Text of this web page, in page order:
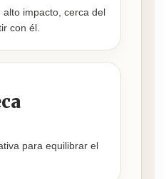
impacto, cerca del
con él.
para equilibrar el